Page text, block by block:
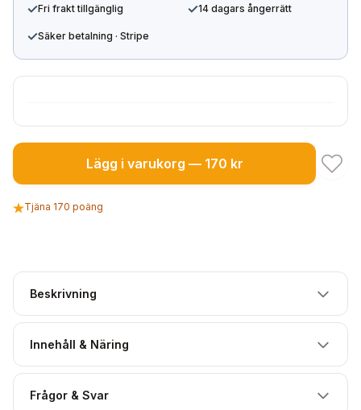
✓Fri frakt tillgänglig ✓14 dagars ångerrätt
✓Säker betalning · Stripe
Lägg i varukorg — 170 kr
Tjäna 170 poäng
Beskrivning
Innehåll & Näring
Frågor & Svar